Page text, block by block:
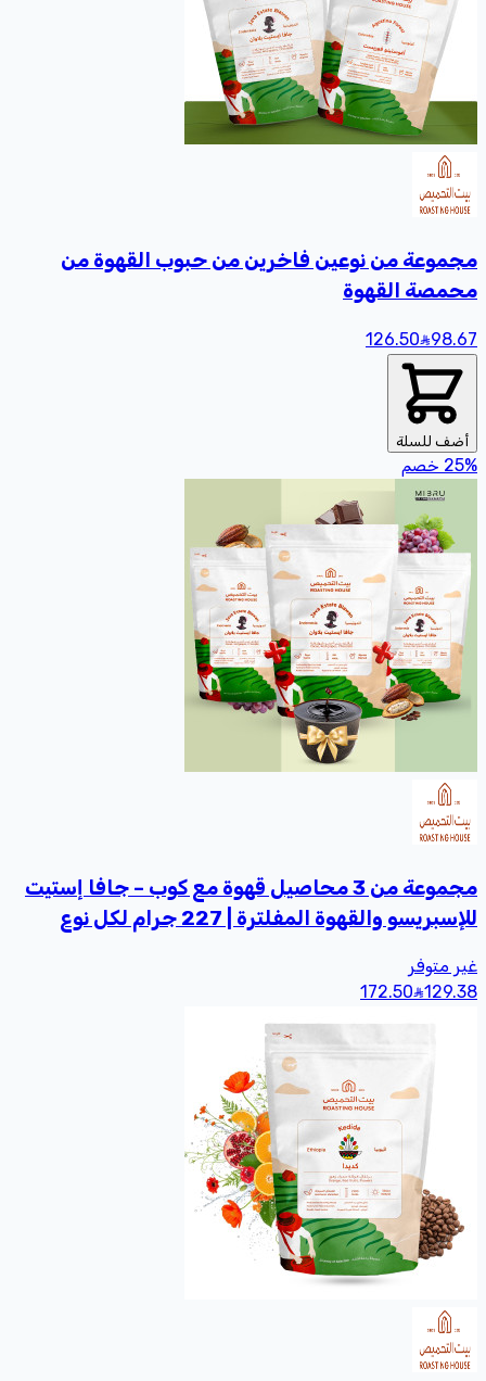
مجموعة من نوعين فاخرين من حبوب القهوة من
محمصة القهوة
98.67
126.50
أضف للسلة
25% خصم
مجموعة من 3 محاصيل قهوة مع كوب – جافا إستيت
للإسبريسو والقهوة المفلترة | 227 جرام لكل نوع
غير متوفر
129.38
172.50